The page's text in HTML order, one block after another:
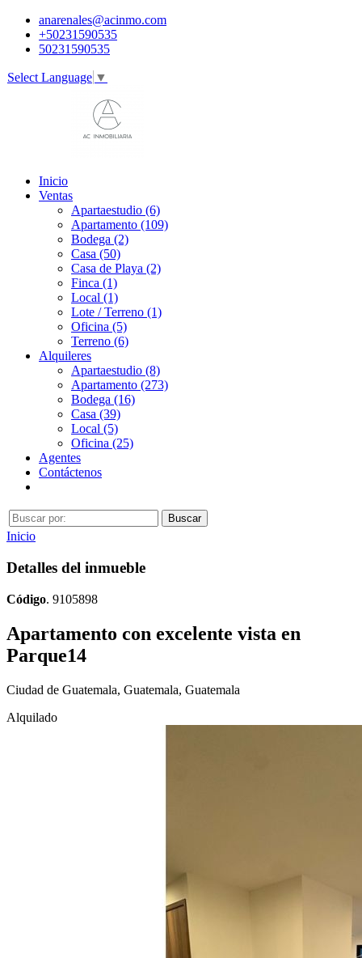
anarenales@acinmo.com
+50231590535
50231590535
Select Language ▼
Inicio
Ventas
Apartaestudio (6)
Apartamento (109)
Bodega (2)
Casa (50)
Casa de Playa (2)
Finca (1)
Local (1)
Lote / Terreno (1)
Oficina (5)
Terreno (6)
Alquileres
Apartaestudio (8)
Apartamento (273)
Bodega (16)
Casa (39)
Local (5)
Oficina (25)
Agentes
Contáctenos
Inicio
Detalles del inmueble
Código. 9105898
Apartamento con excelente vista en
Parque14
Ciudad de Guatemala, Guatemala, Guatemala
Alquilado